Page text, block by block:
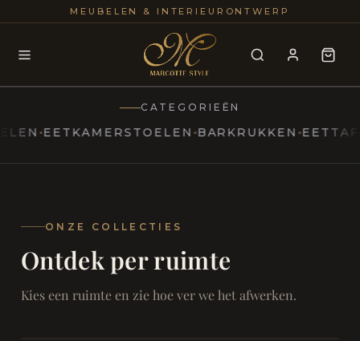
MEUBELEN & INTERIEURONTWERP
Modern
Marcottestyle Living
25+
CATEGORIEËN
EETKAMERSTOELEN BARKRUKKEN EETTAFELS
ONZE COLLECTIES
Ontdek per ruimte
Kies een ruimte en zie hoe ver we het afwerken.
SAMEN ONTSPANNEN
Woonkamer
Eetkamer
RUST EN RETRAITE